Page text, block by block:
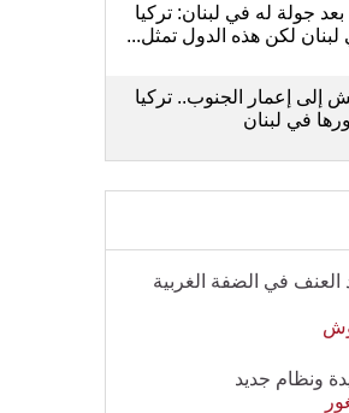
جولة له في لبنان: تركيا
لكن هذه الدول تمثل...
إلى إعمار الجنوب.. تركيا
في لبنان
العنف في الضفة الغربية
ونظام جديد